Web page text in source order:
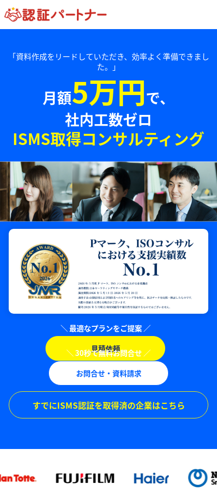
「資料作成をリードしていただき、効率よく準備できまし
た。」
月額5万円で、
社内工数ゼロ
ISMS取得コンサルティング
見積依頼
お問合せ・資料請求
すでにISMS認証を取得済の企業はこちら